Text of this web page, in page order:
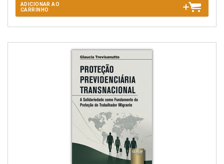
ADICIONAR AO
CARRINHO